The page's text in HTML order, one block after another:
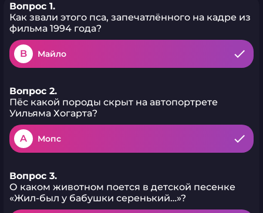
Вопрос 1.
Как звали этого пса, запечатлённого на кадре из
фильма 1994 года?
B Майло
Вопрос 2.
Пёс какой породы скрыт на автопортрете
Уильяма Хогарта?
A Мопс
Вопрос 3.
О каком животном поется в детской песенке
«Жил-был у бабушки серенький…»?